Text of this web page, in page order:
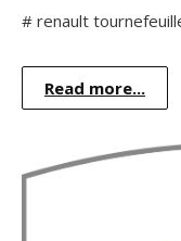
# renault
Read more...